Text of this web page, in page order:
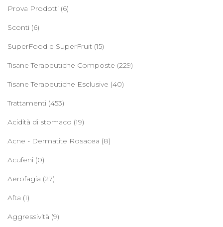
Prova Prodotti (6)
Sconti (6)
SuperFood e SuperFruit (15)
Tisane Terapeutiche Composte (229)
Tisane Terapeutiche Esclusive (40)
Trattamenti (453)
Acidità di stomaco (19)
Acne - Dermatite Rosacea (8)
Acufeni (0)
Aerofagia (27)
Afta (1)
Aggressività (9)